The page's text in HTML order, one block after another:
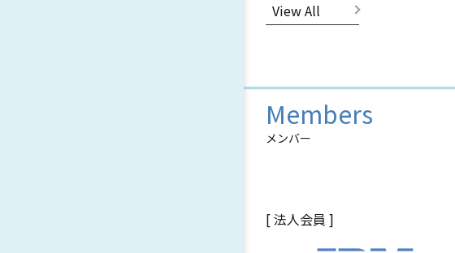
View All
Members
メンバー
[ 法人会員 ]